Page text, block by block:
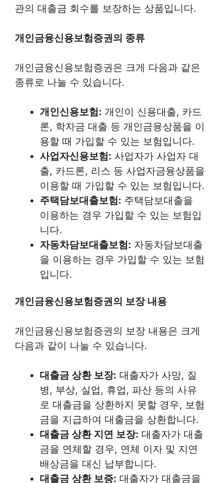
관의 대출금 회수를 보장하는 상품입니다.
개인금융신용보험증권의 종류
개인금융신용보험증권은 크게 다음과 같은
종류로 나눌 수 있습니다.
개인신용보험: 개인이 신용대출, 카드
론, 학자금 대출 등 개인금융상품을 이
용할 때 가입할 수 있는 보험입니다.
사업자신용보험: 사업자가 사업자 대
출, 카드론, 리스 등 사업자금융상품을
이용할 때 가입할 수 있는 보험입니다.
주택담보대출보험: 주택담보대출을
이용하는 경우 가입할 수 있는 보험입
니다.
자동차담보대출보험: 자동차담보대출
을 이용하는 경우 가입할 수 있는 보험
입니다.
개인금융신용보험증권의 보장 내용
개인금융신용보험증권의 보장 내용은 크게
다음과 같이 나눌 수 있습니다.
대출금 상환 보장: 대출자가 사망, 질
병, 부상, 실업, 휴업, 파산 등의 사유
로 대출금을 상환하지 못할 경우, 보험
금을 지급하여 대출금을 상환합니다.
대출금 상환 지연 보장: 대출자가 대출
금을 연체할 경우, 연체 이자 및 지연
배상금을 대신 납부합니다.
대출금 상환 보증: 대출자가 대출금을